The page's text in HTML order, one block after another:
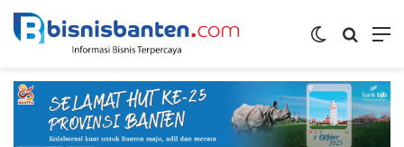
Switch skin